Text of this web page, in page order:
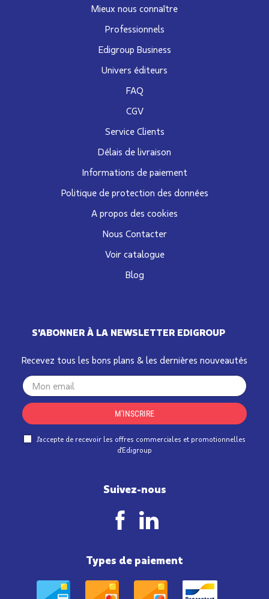
S'ABONNER À LA NEWSLETTER EDIGROUP
Recevez tous les bons plans & les dernières nouveautés
Your
email
M'INSCRIRE
J'accepte de recevoir les offres commerciales et promotionnelles
d'Edigroup
Mieux nous connaître
Professionnels
Edigroup Business
Univers éditeurs
FAQ
CGV
Service Clients
Délais de livraison
Informations de paiement
Politique de protection des données
A propos des cookies
Nous Contacter
Voir catalogue
Blog
Suivez-nous
Types de paiement